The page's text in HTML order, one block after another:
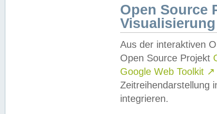
Open Source
Visualisierung
Aus der interaktiven
Open Source Projekt
Google Web Toolkit ↗
Zeitreihendarstellung
integrieren.